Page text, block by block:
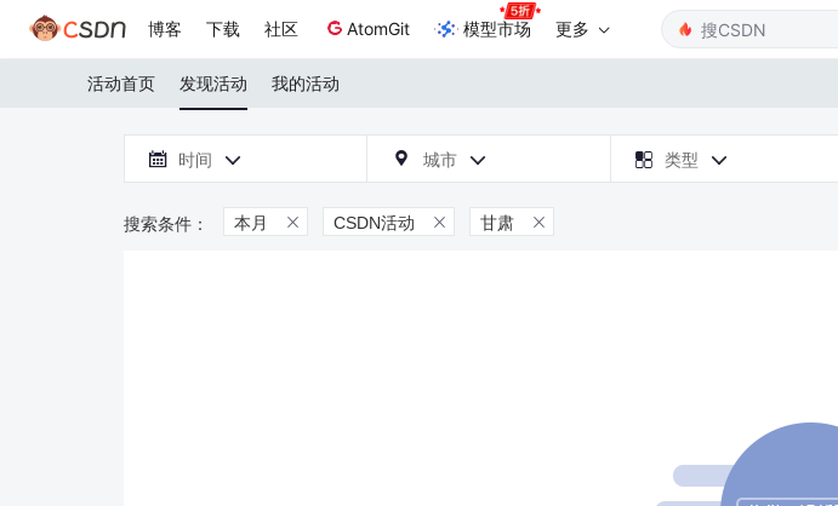
博客 下载 社区 AtomGit 模型市场 更多
活动首页 发现活动 我的活动
 时间   城市   类型 
本月  CSDN活动  甘肃 